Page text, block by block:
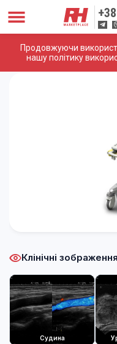
Продовжуючи
нашу політику
+38
Головна/УЗД Апарати/
ARIETTA 70
Клінічні зображення
Судина